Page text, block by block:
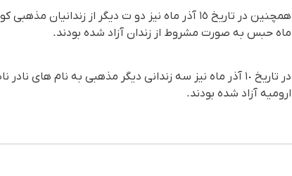
ماه حبس بە صورت مشروط از زندان آزاد شدە بودند.
در تاریخ ١٠ آذر ماه نیز سە زندانی دیگر مذهبی بە نام
ارومیە آزاد شدە بودند.